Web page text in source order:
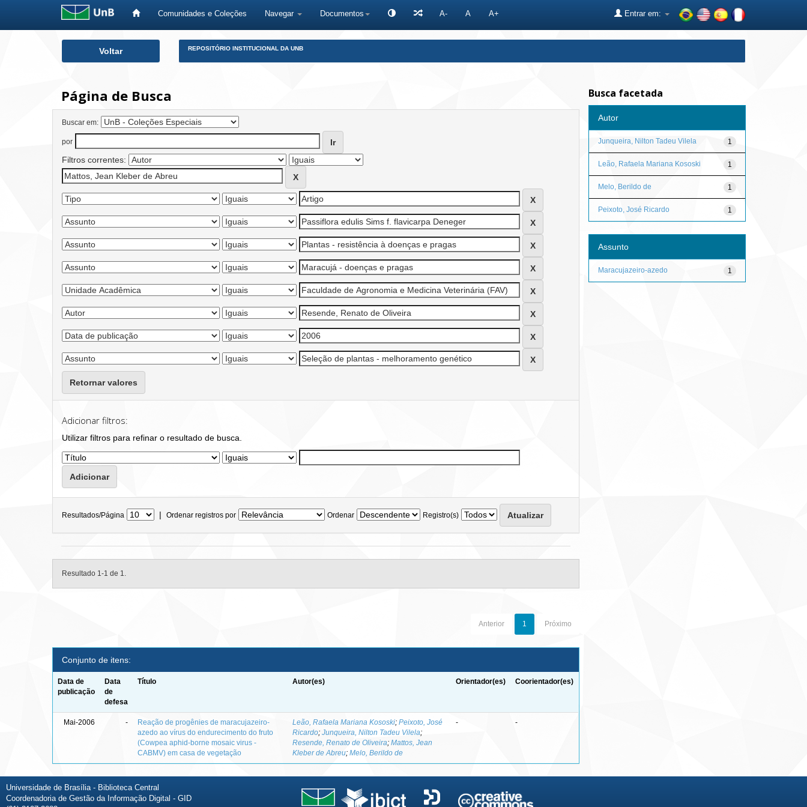
Comunidades e Coleções Navegar Documentos A- A A+ Entrar em:
Voltar REPOSITÓRIO INSTITUCIONAL DA UNB
Página de Busca
Buscar em:
por
Filtros correntes:
Retornar valores
Adicionar filtros:
Utilizar filtros para refinar o resultado de busca.
Resultados/Página | Ordenar registros por Ordenar Registro(s)
Resultado 1-1 de 1.
Anterior 1 Próximo
Conjunto de itens:
Data de
publicação
Data
de
defesa
Título Autor(es) Orientador(es) Coorientador(es)
Mai-2006 -
Reação de progênies de maracujazeiro-
azedo ao vírus do endurecimento do fruto
(Cowpea aphid-borne mosaic virus -
CABMV) em casa de vegetação
Leão, Rafaela Mariana Kososki;Peixoto, José
Ricardo;Junqueira, Nilton Tadeu Vilela;
Resende, Renato de Oliveira;Mattos, Jean
Kleber de Abreu;Melo, Berildo de
- -
Busca facetada
Autor
1
Junqueira, Nilton Tadeu Vilela
1
Leão, Rafaela Mariana Kososki
1
Melo, Berildo de
1
Peixoto, José Ricardo
Assunto
1
Maracujazeiro-azedo
Universidade de Brasília - Biblioteca Central
Coordenadoria de Gestão da Informação Digital - GID